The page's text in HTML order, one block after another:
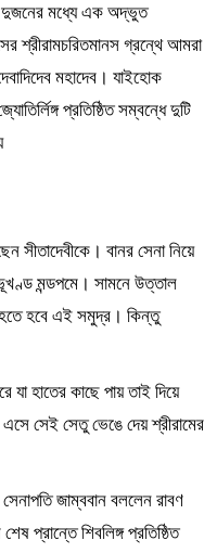
দুজনের মধ্যে এক অদ্ভুত
শ্রীরামচরিতমানস গ্রন্থে আমরা
মহাদেব। যাইহোক
প্রতিষ্ঠিত সম্বন্ধে দুটি
সীতাদেবীকে। বানর সেনা নিয়ে
মন্ডপমে। সামনে উত্তাল
হতে হবে এই সমুদ্র। কিন্তু
যা হাতের কাছে পায় তাই দিয়ে
সেই সেতু ভেঙে দেয় শ্রীরামের
জাম্ববান বললেন রাবণ
প্রান্তে শিবলিঙ্গ প্রতিষ্ঠিত